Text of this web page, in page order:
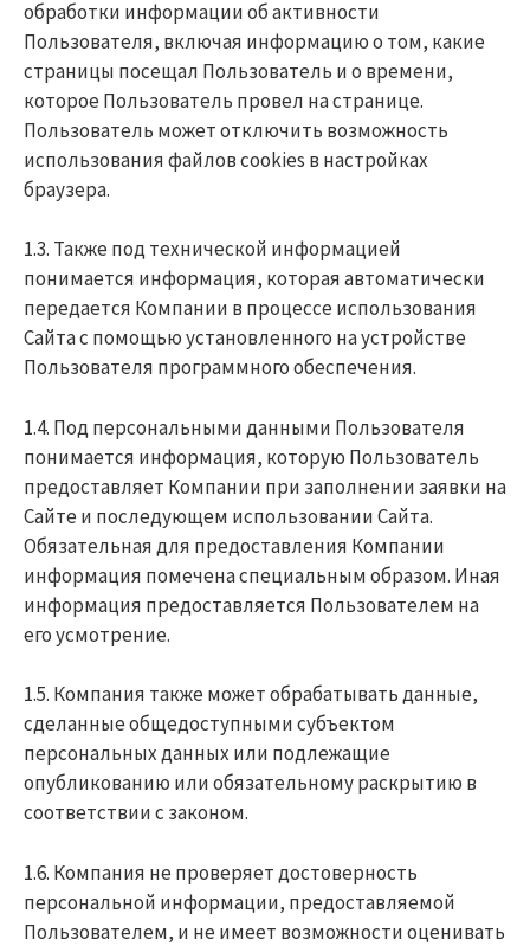
обработки информации об активности
Пользователя, включая информацию о том, какие
страницы посещал Пользователь и о времени,
которое Пользователь провел на странице.
Пользователь может отключить возможность
использования файлов cookies в настройках
браузера.
1.3. Также под технической информацией
понимается информация, которая автоматически
передается Компании в процессе использования
Сайта с помощью установленного на устройстве
Пользователя программного обеспечения.
1.4. Под персональными данными Пользователя
понимается информация, которую Пользователь
предоставляет Компании при заполнении заявки на
Сайте и последующем использовании Сайта.
Обязательная для предоставления Компании
информация помечена специальным образом. Иная
информация предоставляется Пользователем на
его усмотрение.
1.5. Компания также может обрабатывать данные,
сделанные общедоступными субъектом
персональных данных или подлежащие
опубликованию или обязательному раскрытию в
соответствии с законом.
1.6. Компания не проверяет достоверность
персональной информации, предоставляемой
Пользователем, и не имеет возможности оценивать